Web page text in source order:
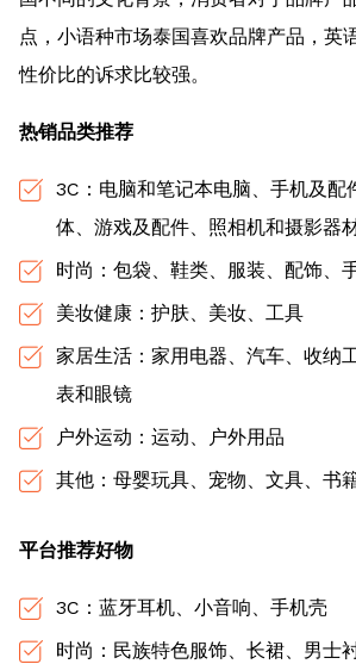
点，小语种市场泰国喜欢品牌产品，英
性价比的诉求比较强。
热销品类推荐
3C：电脑和笔记本电脑、手机及配
体、游戏及配件、照相机和摄影器
时尚：包袋、鞋类、服装、配饰、
美妆健康：护肤、美妆、工具
家居生活：家用电器、汽车、收纳
表和眼镜
户外运动：运动、户外用品
其他：母婴玩具、宠物、文具、书
平台推荐好物
3C：蓝牙耳机、小音响、手机壳
时尚：民族特色服饰、长裙、男士